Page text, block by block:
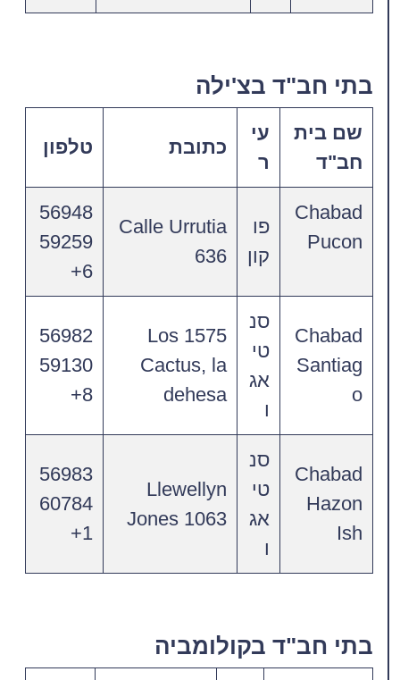
בתי חב"ד בצ'ילה
שם בית
חב"ד
עי
ר
כתובת טלפון
Chabad
פו
קון
Calle Urrutia
636
56948
59259
6‎+
Chabad
Santiag
o
סנ
טי
אג
ו
1575 Los
Cactus, la
dehesa
56982
59130
8+
Chabad
Hazon
Ish
סנ
טי
אג
ו
Llewellyn
Jones 1063
56983
60784
1+
בתי חב"ד בקולומביה